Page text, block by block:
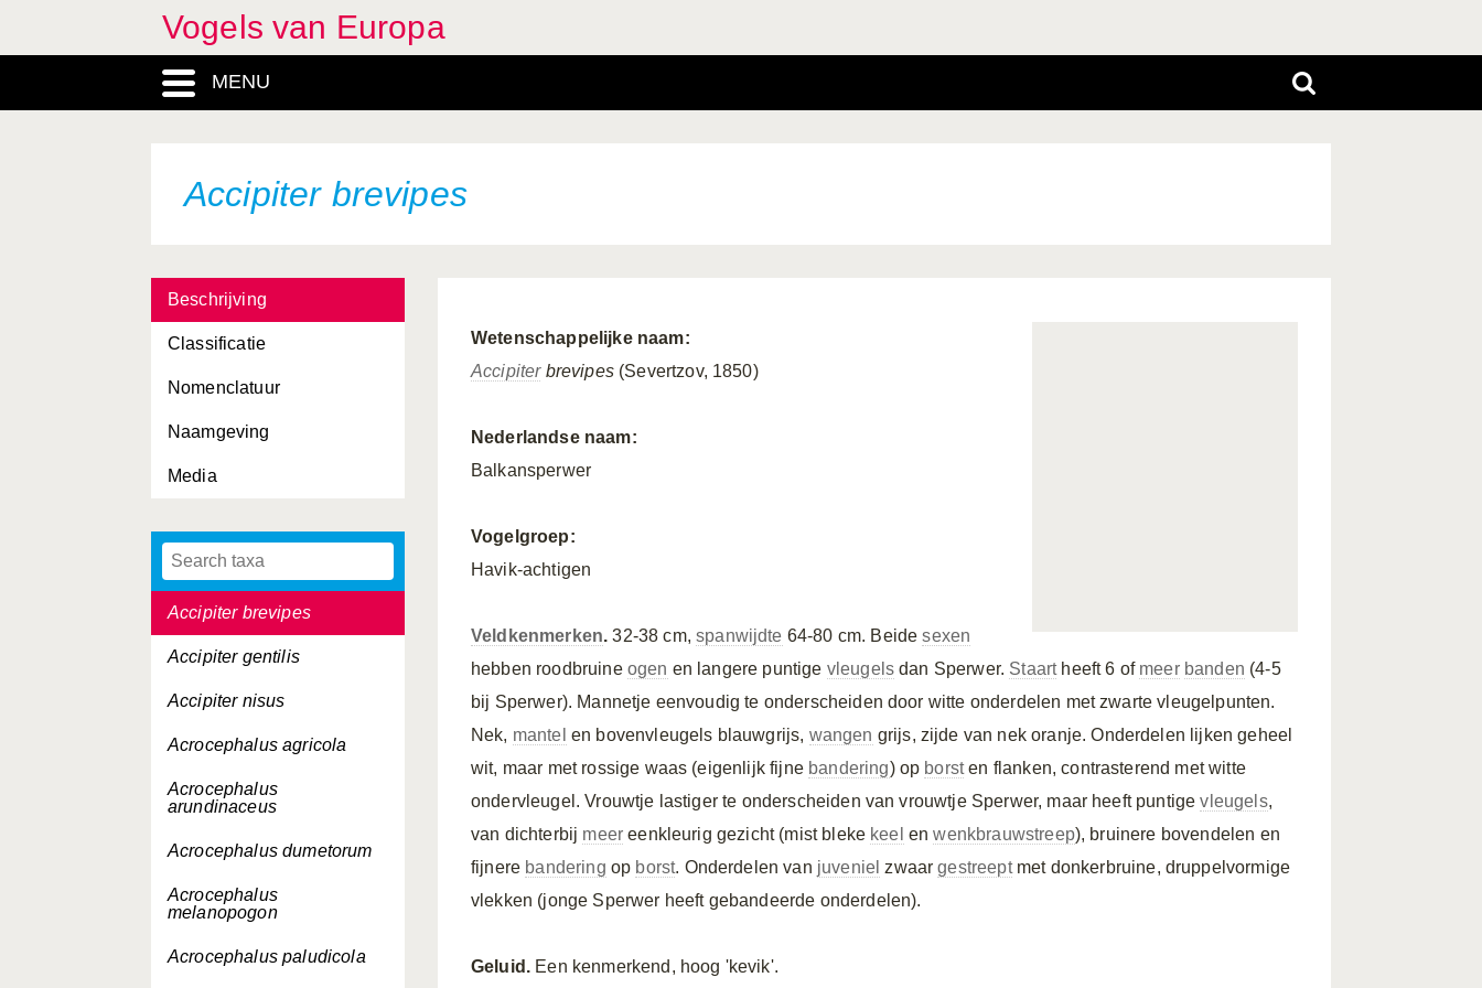
Vogels van Europa
MENU
Accipiter brevipes
Beschrijving
Classificatie
Nomenclatuur
Naamgeving
Media
Accipiter brevipes
Accipiter gentilis
Accipiter nisus
Acrocephalus agricola
Acrocephalus
arundinaceus
Acrocephalus dumetorum
Acrocephalus
melanopogon
Acrocephalus paludicola
Wetenschappelijke naam:
Accipiterbrevipes(Severtzov, 1850)
Nederlandse naam:
Balkansperwer
Vogelgroep:
Havik-achtigen
Veldkenmerken. 32-38 cm,spanwijdte 64-80 cm. Beidesexen
hebben roodbruine ogen en langere puntige vleugels dan Sperwer. Staartheeft 6 of meer banden (4-5
bij Sperwer). Mannetje eenvoudig te onderscheiden door witte onderdelen met zwarte vleugelpunten.
Nek, mantel en bovenvleugels blauwgrijs, wangen grijs, zijde van nek oranje. Onderdelen lijken geheel
wit, maar met rossige waas (eigenlijk fijne bandering) op borsten flanken, contrasterend met witte
ondervleugel. Vrouwtje lastiger te onderscheiden van vrouwtje Sperwer, maar heeft puntigevleugels,
van dichterbij meer eenkleurig gezicht (mist bleke keel enwenkbrauwstreep), bruinere bovendelen en
fijnere bandering op borst. Onderdelen van juveniel zwaargestreeptmet donkerbruine, druppelvormige
vlekken (jonge Sperwer heeft gebandeerde onderdelen).
Geluid. Een kenmerkend, hoog 'kevik'.